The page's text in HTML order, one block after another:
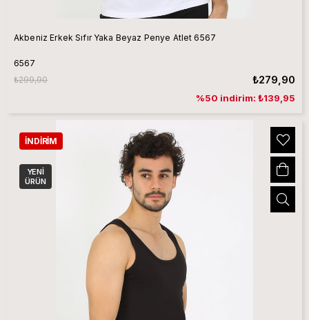
Akbeniz Erkek Sıfır Yaka Beyaz Penye Atlet 6567
6567
₺279,90
₺299,90
%50 indirim: ₺139,95
İNDIRIM
YENI
ÜRÜN